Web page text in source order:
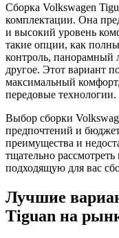
Сборка Volkswagen
комплектации. Она
и высокий уровень
такие опции, как
контроль, панорамный
другое. Этот вариант
максимальный
передовые технологии.
Выбор сборки
предпочтений и
преимущества и
тщательно
подходящую для вас
Лучшие
Tiguan на